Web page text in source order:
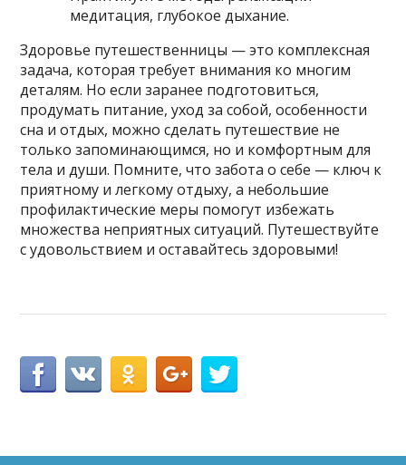
медитация, глубокое дыхание.
Здоровье путешественницы — это комплексная
задача, которая требует внимания ко многим
деталям. Но если заранее подготовиться,
продумать питание, уход за собой, особенности
сна и отдых, можно сделать путешествие не
только запоминающимся, но и комфортным для
тела и души. Помните, что забота о себе — ключ к
приятному и легкому отдыху, а небольшие
профилактические меры помогут избежать
множества неприятных ситуаций. Путешествуйте
с удовольствием и оставайтесь здоровыми!